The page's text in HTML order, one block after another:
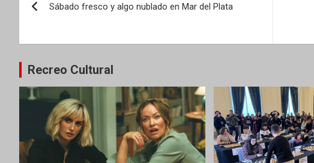
de
entradas
Sábado fresco y algo nublado en Mar del Plata
Recreo Cultural